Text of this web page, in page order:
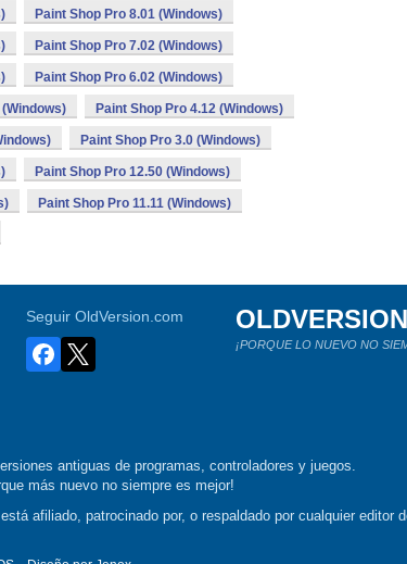
Paint Shop Pro 8.01 (Windows)
Paint Shop Pro 7.02 (Windows)
Paint Shop Pro 6.02 (Windows)
Paint Shop Pro 4.12 (Windows)
Paint Shop Pro 3.0 (Windows)
Paint Shop Pro 12.50 (Windows)
Paint Shop Pro 11.11 (Windows)
Seguir OldVersion.com
¡PORQUE LO NUEVO NO
antiguas de programas, controladores y juegos.
más nuevo no siempre es mejor!
afiliado, patrocinado por, o respaldado por cualquier editor